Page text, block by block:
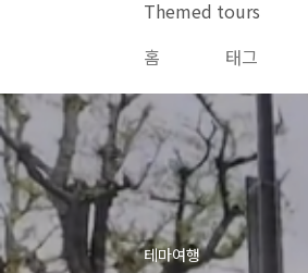
Themed tours
홈
태그
테마여행